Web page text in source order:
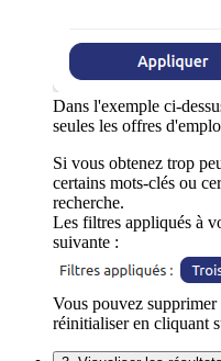
Dans l'exemple ci-
seules les offres
Si vous obtenez trop
certains mots-clés ou
recherche.
Les filtres appliqués à
suivante :
Vous pouvez
réinitialiser en cliquant